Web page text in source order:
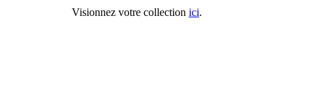
Visionnez votre collection ici.